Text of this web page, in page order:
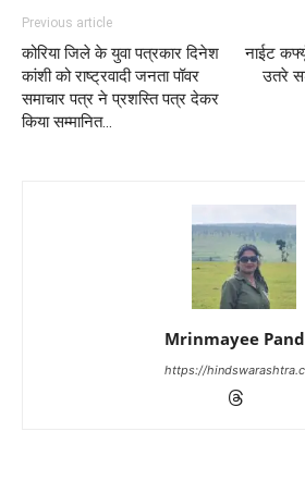
Previous article
कोरिया जिले के युवा पत्रकार दिनेश
कांशी को राष्ट्रवादी जनता पॉवर
समाचार पत्र ने प्रशस्ति पत्र देकर
किया सम्मानित…
नाईट
उतरे
Mrinmayee
https://